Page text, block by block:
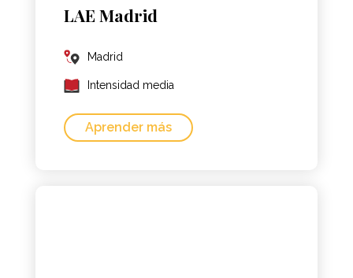
LAE Madrid
Madrid
Intensidad media
Aprender más